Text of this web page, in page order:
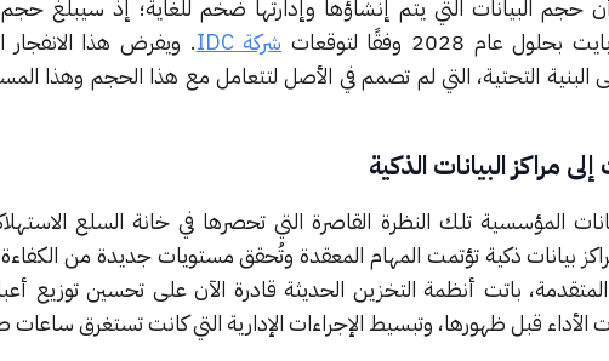
حجم البيانات التي يتم إنشاؤها وإدارتها ضخم للغاية؛ إذ سيبلغ حجم
شركة IDC
. ويفرض هذا الانفجار
البنية التحتية، التي لم تصمم في الأصل لتتعامل مع هذا الحجم وهذا
مراكز البيانات الذكية
المؤسسية تلك النظرة القاصرة التي تحصرها في خانة السلع
بيانات ذكية تؤتمت المهام المعقدة وتُحقق مستويات جديدة من
باتت أنظمة التخزين الحديثة قادرة الآن على تحسين توزيع
الأداء قبل ظهورها، وتبسيط الإجراءات الإدارية التي كانت تستغرق ساعات